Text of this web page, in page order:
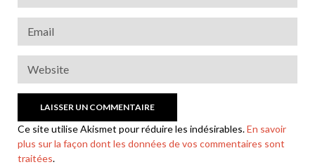
Ce site utilise Akismet pour réduire les indésirables.En savoir
plus sur la façon dont les données de vos commentaires sont
traitées.